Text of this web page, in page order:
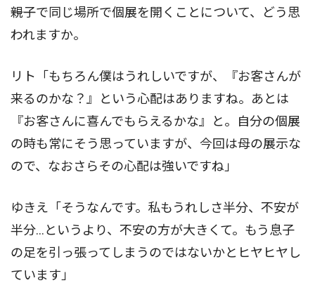
――親子で同じ場所で個展を開くことについて、どう思
われますか。
リト「もちろん僕はうれしいですが、『お客さんが
来るのかな？』という心配はありますね。あとは
『お客さんに喜んでもらえるかな』と。自分の個展
の時も常にそう思っていますが、今回は母の展示な
ので、なおさらその心配は強いですね」
ゆきえ「そうなんです。私もうれしさ半分、不安が
半分…というより、不安の方が大きくて。もう息子
の足を引っ張ってしまうのではないかとヒヤヒヤし
ています」